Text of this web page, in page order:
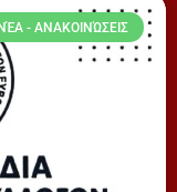
- ΑΝΑΚΟΙΝΏΣΕΙΣ